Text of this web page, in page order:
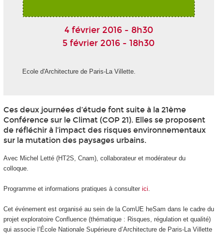
4 février 2016 - 8h30
5 février 2016 - 18h30
Ecole d'Architecture de Paris-La Villette.
Ces deux journées d’étude font suite à la 21ème
Conférence sur le Climat (COP 21). Elles se proposent
de réfléchir à l’impact des risques environnementaux
sur la mutation des paysages urbains.
Avec Michel Letté (HT2S, Cnam), collaborateur et modérateur du
colloque.
Programme et informations pratiques à consulter ici.
Cet événement est organisé au sein de la ComUE heSam dans le cadre du
projet exploratoire Confluence (thématique : Risques, régulation et qualité)
qui associe l’École Nationale Supérieure d’Architecture de Paris-La Villette